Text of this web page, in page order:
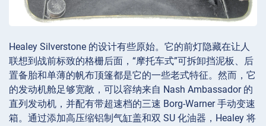
Healey Silverstone 的设计有些原始。它的前灯隐藏在让人
联想到战前标致的格栅后面，“摩托车式”可拆卸挡泥板、后
置备胎和单薄的帆布顶篷都是它的一些老式特征。然而，它
的发动机舱足够宽敞，可以容纳来自 Nash Ambassador 的
直列发动机，并配有带超速档的三速 Borg-Warner 手动变速
箱。通过添加高压缩铝制气缸盖和双 SU 化油器，Healey 将